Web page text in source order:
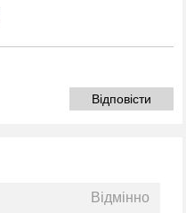
Відповісти
Відмінно